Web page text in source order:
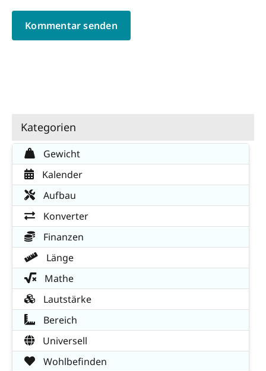
Kategorien
Gewicht
Kalender
Aufbau
Konverter
Finanzen
Länge
Mathe
Lautstärke
Bereich
Universell
Wohlbefinden